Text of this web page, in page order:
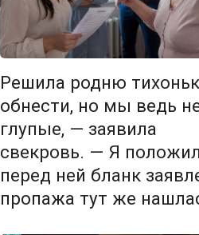
Решила родню
обнести, но мы ведь
глупые, — заявила
свекровь. — Я
перед ней бланк
пропажа тут же